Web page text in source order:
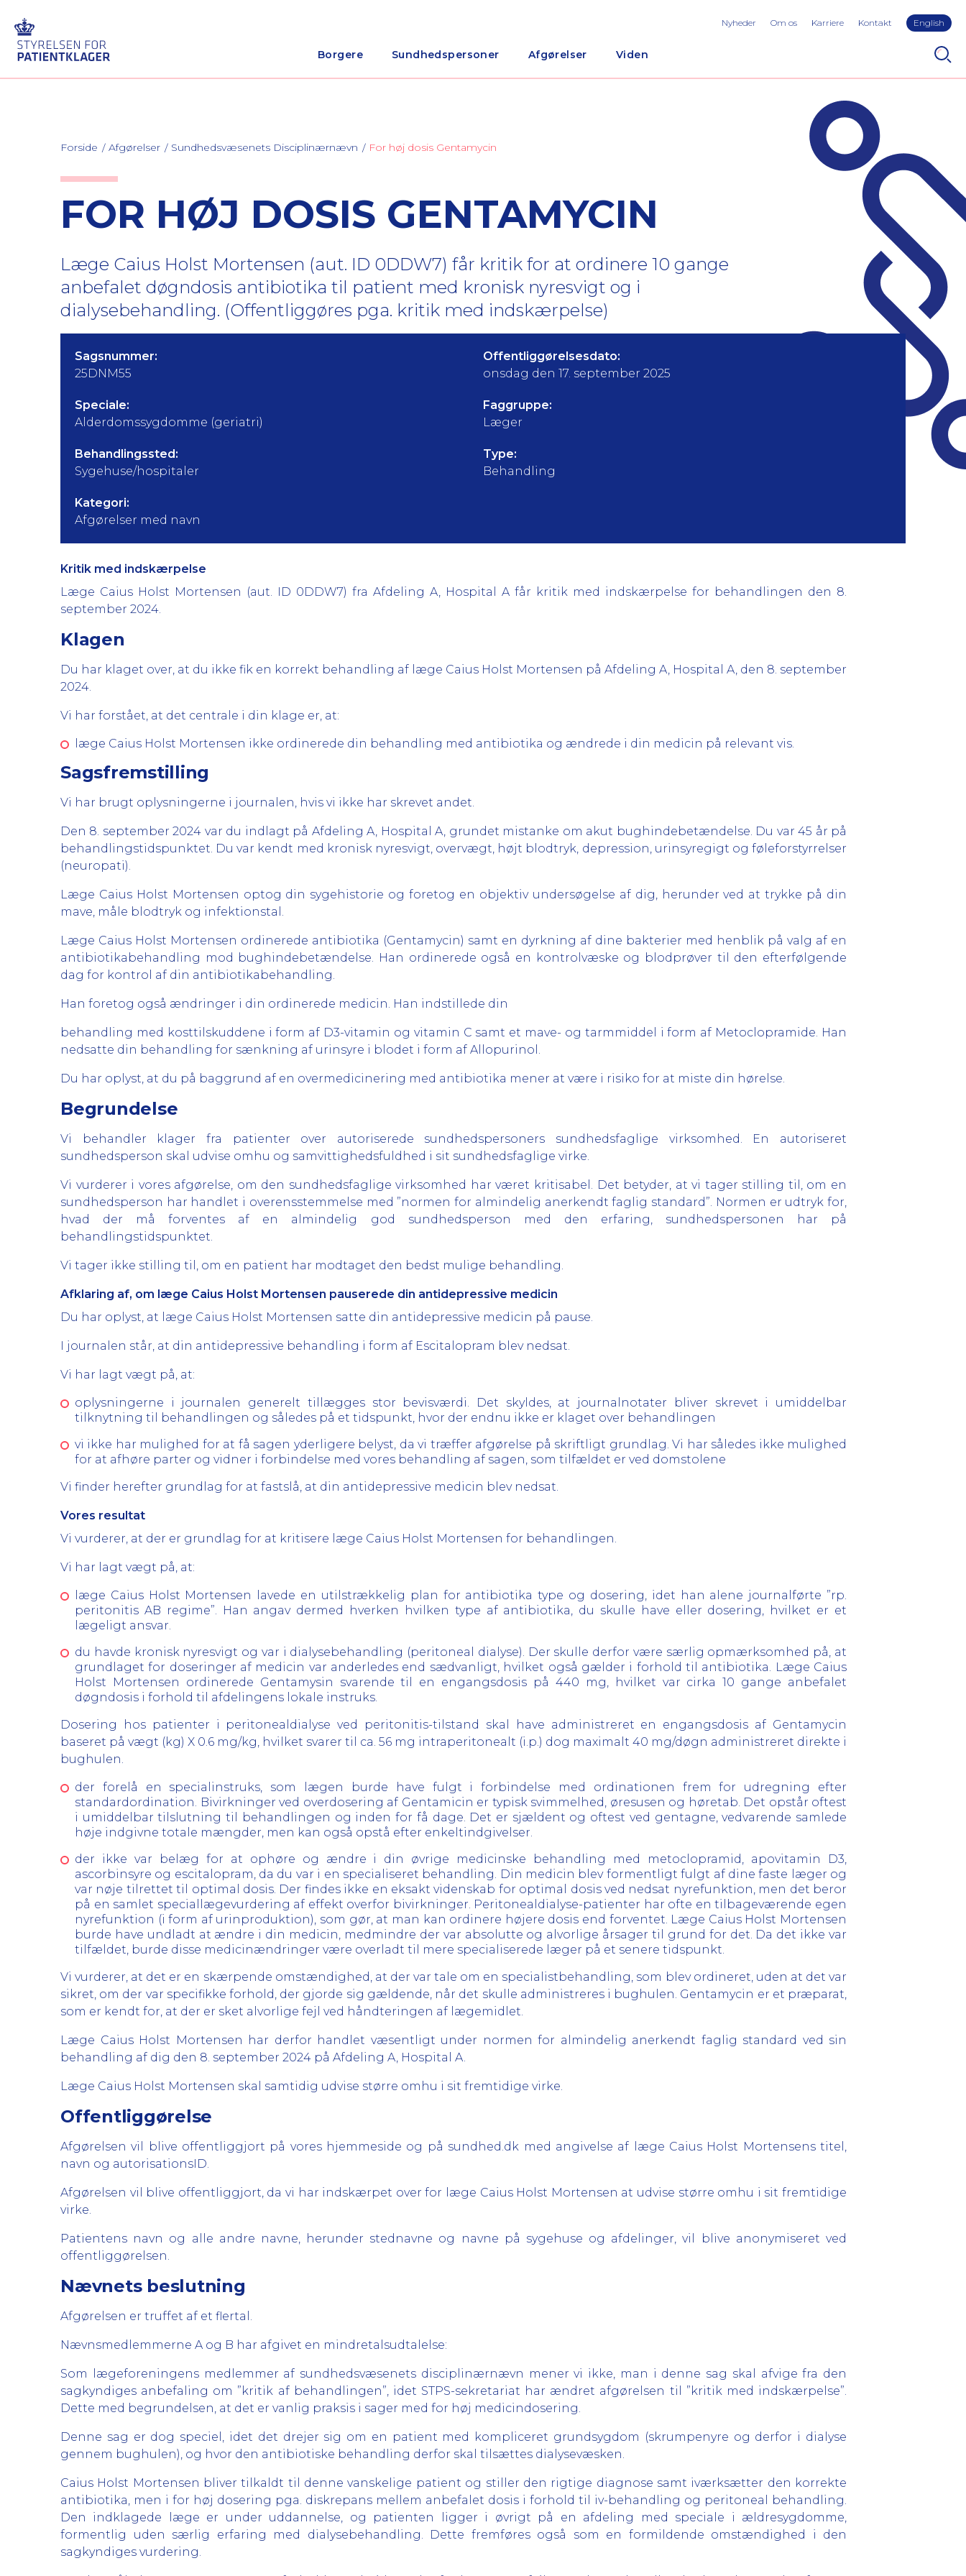
Borgere Sundhedspersoner Afgørelser Viden
Nyheder Om os Karriere Kontakt English
Forside Afgørelser Sundhedsvæsenets Disciplinærnævn For høj dosis Gentamycin
FOR HØJ DOSIS GENTAMYCIN
Læge Caius Holst Mortensen (aut. ID 0DDW7) får kritik for at ordinere 10 gange
anbefalet døgndosis antibiotika til patient med kronisk nyresvigt og i
dialysebehandling. (Offentliggøres pga. kritik med indskærpelse)
Sagsnummer:
25DNM55
Offentliggørelsesdato:
onsdag den 17. september 2025
Speciale:
Alderdomssygdomme (geriatri)
Faggruppe:
Læger
Behandlingssted:
Sygehuse/hospitaler
Type:
Behandling
Kategori:
Afgørelser med navn
Kritik med indskærpelse
Læge Caius Holst Mortensen (aut. ID 0DDW7) fra Afdeling A, Hospital A får kritik med indskærpelse for behandlingen den 8.
september 2024.
Klagen
Du har klaget over, at du ikke fik en korrekt behandling af læge Caius Holst Mortensen på Afdeling A, Hospital A, den 8. september
2024.
Vi har forstået, at det centrale i din klage er, at:
læge Caius Holst Mortensen ikke ordinerede din behandling med antibiotika og ændrede i din medicin på relevant vis.
Sagsfremstilling
Vi har brugt oplysningerne i journalen, hvis vi ikke har skrevet andet.
Den 8. september 2024 var du indlagt på Afdeling A, Hospital A, grundet mistanke om akut bughindebetændelse. Du var 45 år på
behandlingstidspunktet. Du var kendt med kronisk nyresvigt, overvægt, højt blodtryk, depression, urinsyregigt og føleforstyrrelser
(neuropati).
Læge Caius Holst Mortensen optog din sygehistorie og foretog en objektiv undersøgelse af dig, herunder ved at trykke på din
mave, måle blodtryk og infektionstal.
Læge Caius Holst Mortensen ordinerede antibiotika (Gentamycin) samt en dyrkning af dine bakterier med henblik på valg af en
antibiotikabehandling mod bughindebetændelse. Han ordinerede også en kontrolvæske og blodprøver til den efterfølgende
dag for kontrol af din antibiotikabehandling.
Han foretog også ændringer i din ordinerede medicin. Han indstillede din
behandling med kosttilskuddene i form af D3-vitamin og vitamin C samt et mave- og tarmmiddel i form af Metoclopramide. Han
nedsatte din behandling for sænkning af urinsyre i blodet i form af Allopurinol.
Du har oplyst, at du på baggrund af en overmedicinering med antibiotika mener at være i risiko for at miste din hørelse.
Begrundelse
Vi behandler klager fra patienter over autoriserede sundhedspersoners sundhedsfaglige virksomhed. En autoriseret
sundhedsperson skal udvise omhu og samvittighedsfuldhed i sit sundhedsfaglige virke.
Vi vurderer i vores afgørelse, om den sundhedsfaglige virksomhed har været kritisabel. Det betyder, at vi tager stilling til, om en
sundhedsperson har handlet i overensstemmelse med ”normen for almindelig anerkendt faglig standard”. Normen er udtryk for,
hvad der må forventes af en almindelig god sundhedsperson med den erfaring, sundhedspersonen har på
behandlingstidspunktet.
Vi tager ikke stilling til, om en patient har modtaget den bedst mulige behandling.
Afklaring af, om læge Caius Holst Mortensen pauserede din antidepressive medicin
Du har oplyst, at læge Caius Holst Mortensen satte din antidepressive medicin på pause.
I journalen står, at din antidepressive behandling i form af Escitalopram blev nedsat.
Vi har lagt vægt på, at:
oplysningerne i journalen generelt tillægges stor bevisværdi. Det skyldes, at journalnotater bliver skrevet i umiddelbar
tilknytning til behandlingen og således på et tidspunkt, hvor der endnu ikke er klaget over behandlingen
vi ikke har mulighed for at få sagen yderligere belyst, da vi træffer afgørelse på skriftligt grundlag. Vi har således ikke mulighed
for at afhøre parter og vidner i forbindelse med vores behandling af sagen, som tilfældet er ved domstolene
Vi finder herefter grundlag for at fastslå, at din antidepressive medicin blev nedsat.
Vores resultat
Vi vurderer, at der er grundlag for at kritisere læge Caius Holst Mortensen for behandlingen.
Vi har lagt vægt på, at:
læge Caius Holst Mortensen lavede en utilstrækkelig plan for antibiotika type og dosering, idet han alene journalførte ”rp.
peritonitis AB regime”. Han angav dermed hverken hvilken type af antibiotika, du skulle have eller dosering, hvilket er et
lægeligt ansvar.
du havde kronisk nyresvigt og var i dialysebehandling (peritoneal dialyse). Der skulle derfor være særlig opmærksomhed på, at
grundlaget for doseringer af medicin var anderledes end sædvanligt, hvilket også gælder i forhold til antibiotika. Læge Caius
Holst Mortensen ordinerede Gentamysin svarende til en engangsdosis på 440 mg, hvilket var cirka 10 gange anbefalet
døgndosis i forhold til afdelingens lokale instruks.
Dosering hos patienter i peritonealdialyse ved peritonitis-tilstand skal have administreret en engangsdosis af Gentamycin
baseret på vægt (kg) X 0.6 mg/kg, hvilket svarer til ca. 56 mg intraperitonealt (i.p.) dog maximalt 40 mg/døgn administreret direkte i
bughulen.
der forelå en specialinstruks, som lægen burde have fulgt i forbindelse med ordinationen frem for udregning efter
standardordination. Bivirkninger ved overdosering af Gentamicin er typisk svimmelhed, øresusen og høretab. Det opstår oftest
i umiddelbar tilslutning til behandlingen og inden for få dage. Det er sjældent og oftest ved gentagne, vedvarende samlede
høje indgivne totale mængder, men kan også opstå efter enkeltindgivelser.
der ikke var belæg for at ophøre og ændre i din øvrige medicinske behandling med metoclopramid, apovitamin D3,
ascorbinsyre og escitalopram, da du var i en specialiseret behandling. Din medicin blev formentligt fulgt af dine faste læger og
var nøje tilrettet til optimal dosis. Der findes ikke en eksakt videnskab for optimal dosis ved nedsat nyrefunktion, men det beror
på en samlet speciallægevurdering af effekt overfor bivirkninger. Peritonealdialyse-patienter har ofte en tilbageværende egen
nyrefunktion (i form af urinproduktion), som gør, at man kan ordinere højere dosis end forventet. Læge Caius Holst Mortensen
burde have undladt at ændre i din medicin, medmindre der var absolutte og alvorlige årsager til grund for det. Da det ikke var
tilfældet, burde disse medicinændringer være overladt til mere specialiserede læger på et senere tidspunkt.
Vi vurderer, at det er en skærpende omstændighed, at der var tale om en specialistbehandling, som blev ordineret, uden at det var
sikret, om der var specifikke forhold, der gjorde sig gældende, når det skulle administreres i bughulen. Gentamycin er et præparat,
som er kendt for, at der er sket alvorlige fejl ved håndteringen af lægemidlet.
Læge Caius Holst Mortensen har derfor handlet væsentligt under normen for almindelig anerkendt faglig standard ved sin
behandling af dig den 8. september 2024 på Afdeling A, Hospital A.
Læge Caius Holst Mortensen skal samtidig udvise større omhu i sit fremtidige virke.
Offentliggørelse
Afgørelsen vil blive offentliggjort på vores hjemmeside og på sundhed.dk med angivelse af læge Caius Holst Mortensens titel,
navn og autorisationsID.
Afgørelsen vil blive offentliggjort, da vi har indskærpet over for læge Caius Holst Mortensen at udvise større omhu i sit fremtidige
virke.
Patientens navn og alle andre navne, herunder stednavne og navne på sygehuse og afdelinger, vil blive anonymiseret ved
offentliggørelsen.
Nævnets beslutning
Afgørelsen er truffet af et flertal.
Nævnsmedlemmerne A og B har afgivet en mindretalsudtalelse:
Som lægeforeningens medlemmer af sundhedsvæsenets disciplinærnævn mener vi ikke, man i denne sag skal afvige fra den
sagkyndiges anbefaling om ”kritik af behandlingen”, idet STPS-sekretariat har ændret afgørelsen til ”kritik med indskærpelse”.
Dette med begrundelsen, at det er vanlig praksis i sager med for høj medicindosering.
Denne sag er dog speciel, idet det drejer sig om en patient med kompliceret grundsygdom (skrumpenyre og derfor i dialyse
gennem bughulen), og hvor den antibiotiske behandling derfor skal tilsættes dialysevæsken.
Caius Holst Mortensen bliver tilkaldt til denne vanskelige patient og stiller den rigtige diagnose samt iværksætter den korrekte
antibiotika, men i for høj dosering pga. diskrepans mellem anbefalet dosis i forhold til iv-behandling og peritoneal behandling.
Den indklagede læge er under uddannelse, og patienten ligger i øvrigt på en afdeling med speciale i ældresygdomme,
formentlig uden særlig erfaring med dialysebehandling. Dette fremføres også som en formildende omstændighed i den
sagkyndiges vurdering.